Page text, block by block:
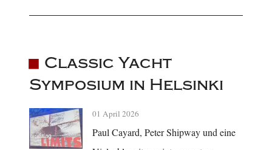
Classic Yacht
Symposium in Helsinki
01 April 2026
Paul Cayard, Peter Shipway und eine